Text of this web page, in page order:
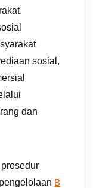
sosial,
dan
B